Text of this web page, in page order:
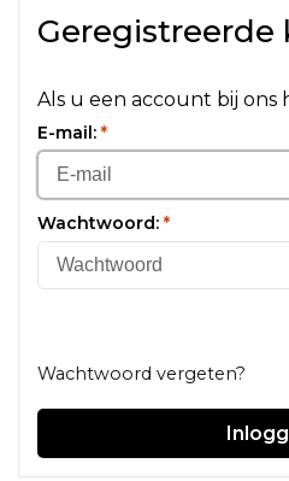
Geregistreerde
Als u een account bij ons
E-mail: *
Wachtwoord: *
Wachtwoord vergeten?